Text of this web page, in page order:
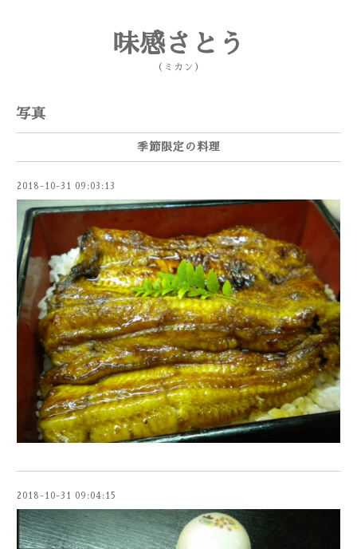
味感さとう
（ミカン）
写真
季節限定の料理
2018-10-31 09:03:13
2018-10-31 09:04:15